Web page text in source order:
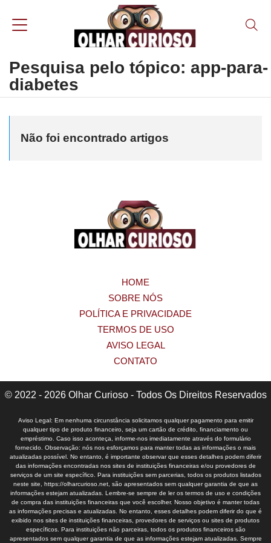
Pesquisa pelo tópico: app-para-
diabetes
Não foi encontrado artigos
HOME
SOBRE NÓS
POLÍTICA E PRIVACIDADE
TERMOS DE USO
AVISO LEGAL
CONTATO
© 2022 - 2026 Olhar Curioso - Todos Os Direitos Reservados
Aviso Legal: Em nenhuma circunstância solicitamos qualquer pagamento para emitir
qualquer tipo de produto financeiro, seja um cartão de crédito, financiamento ou
empréstimo. Caso isso aconteça, informe-nos imediatamente através do formulário
fornecido. Observação: nós nos esforçamos para manter todas as informações o mais
atualizadas possível. No entanto, é importante observar que esses detalhes podem diferir
das informações encontradas nos sites de instituições financeiras e/ou provedores de
serviços de um site específico. Para instituições sem parcerias, todos os produtos listados
neste site, https://olharcurioso.net, são apresentados sem qualquer garantia de que as
informações estejam atualizadas. Lembre-se sempre de ler os termos de uso e condições
de compra das instituições financeiras que você escolher. Nosso objetivo é manter todas
as informações precisas e atualizadas. No entanto, esses detalhes podem diferir do que é
exibido nos sites de instituições financeiras, provedores de serviços ou sites de produtos
específicos. Para instituições não parceiras, todos os produtos financeiros são
apresentados sem qualquer garantia de que as informações estejam atualizadas. Sempre